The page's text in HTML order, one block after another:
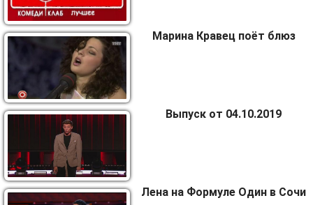
Марина Кравец поёт блюз
Выпуск от 04.10.2019
Лена на Формуле Один в Сочи